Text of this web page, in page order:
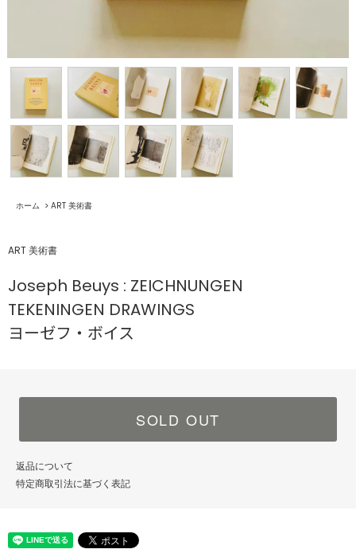
ホーム > ART 美術書
ART 美術書
Joseph Beuys : ZEICHNUNGEN
TEKENINGEN DRAWINGS
ヨーゼフ・ボイス
SOLD OUT
返品について
特定商取引法に基づく表記